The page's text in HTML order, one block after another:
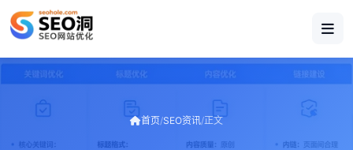
首页/SEO资讯/正文